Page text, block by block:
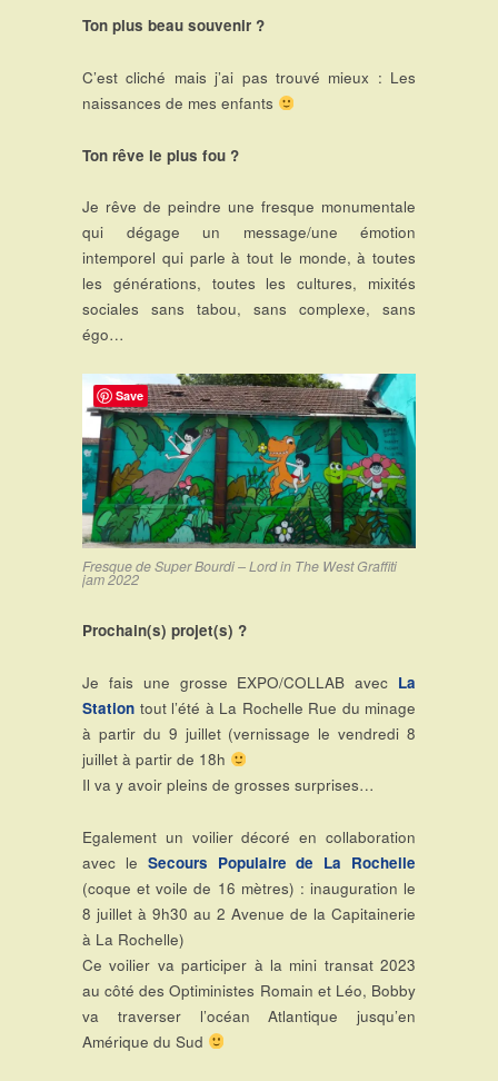
Ton plus beau souvenir ?
C’est cliché mais j’ai pas trouvé mieux : Les
naissances de mes enfants
Ton rêve le plus fou ?
Je rêve de peindre une fresque monumentale
qui dégage un message/une émotion
intemporel qui parle à tout le monde, à toutes
les générations, toutes les cultures, mixités
sociales sans tabou, sans complexe, sans
égo…
Fresque de Super Bourdi – Lord in The West Graffiti
jam 2022
Prochain(s) projet(s) ?
Je fais une grosse EXPO/COLLAB avec La
Station tout l’été à La Rochelle Rue du minage
à partir du 9 juillet (vernissage le vendredi 8
juillet à partir de 18h
Il va y avoir pleins de grosses surprises…
Egalement un voilier décoré en collaboration
avec le Secours Populaire de La Rochelle
(coque et voile de 16 mètres) : inauguration le
8 juillet à 9h30 au 2 Avenue de la Capitainerie
à La Rochelle)
Ce voilier va participer à la mini transat 2023
au côté des Optiministes Romain et Léo, Bobby
va traverser l’océan Atlantique jusqu’en
Amérique du Sud
Save